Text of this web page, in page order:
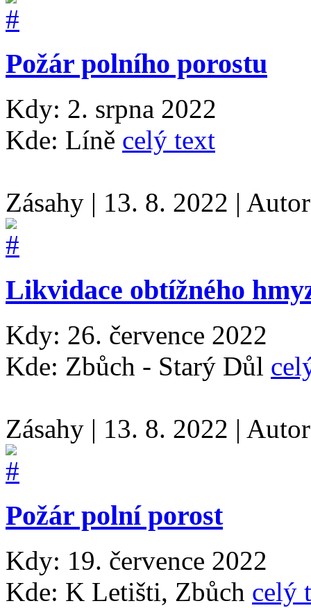
Požár polního porostu
Kdy: 2. srpna 2022
Kde: Líně celý text
Zásahy | 13. 8. 2022 |
Likvidace obtížného
Kdy: 26. července 2022
Kde: Zbůch - Starý Důl
Zásahy | 13. 8. 2022 |
Požár polní porost
Kdy: 19. července 2022
Kde: K Letišti, Zbůch celý